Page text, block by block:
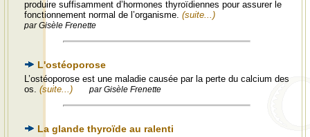
produire suffisamment d’hormones thyroïdiennes pour assurer le
fonctionnement normal de l’organisme. (suite...)
par Gisèle Frenette
L'ostéoporose
L’ostéoporose est une maladie causée par la perte du calcium des
os. (suite...) par Gisèle Frenette
La glande thyroïde au ralenti